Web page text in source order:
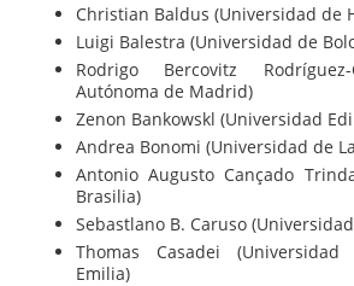
Christian Baldus (Universidad de
Luigi Balestra (Universidad de
Rodrigo Bercovitz
Autónoma de Madrid)
Zenon Bankowskl (Universidad
Andrea Bonomi (Universidad de
Antonio Augusto Cançado
Brasilia)
Sebastlano B. Caruso
Thomas Casadei (Universidad
Emilia)